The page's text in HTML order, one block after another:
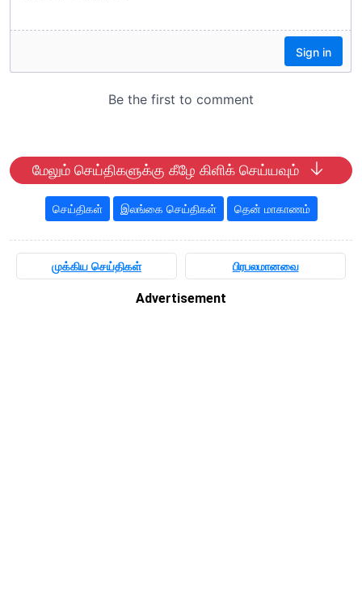
மேலும் செய்திகளுக்கு கீழே கிளிக் செய்யவும்
செய்திகள் இலங்கை செய்திகள் தென் மாகாணம்
முக்கிய செய்திகள் பிரபலமானவை
Advertisement